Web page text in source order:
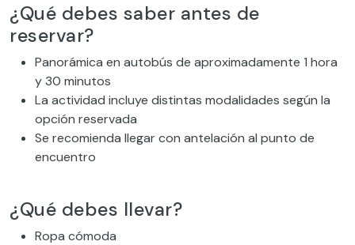
¿Qué debes saber antes de
reservar?
Panorámica en autobús de aproximadamente 1 hora
y 30 minutos
La actividad incluye distintas modalidades según la
opción reservada
Se recomienda llegar con antelación al punto de
encuentro
¿Qué debes llevar?
Ropa cómoda